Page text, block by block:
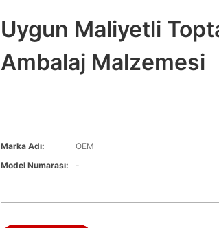
Uygun Maliyetli
Ambalaj Malzemesi
Marka Adı:
OEM
Model Numarası:
-